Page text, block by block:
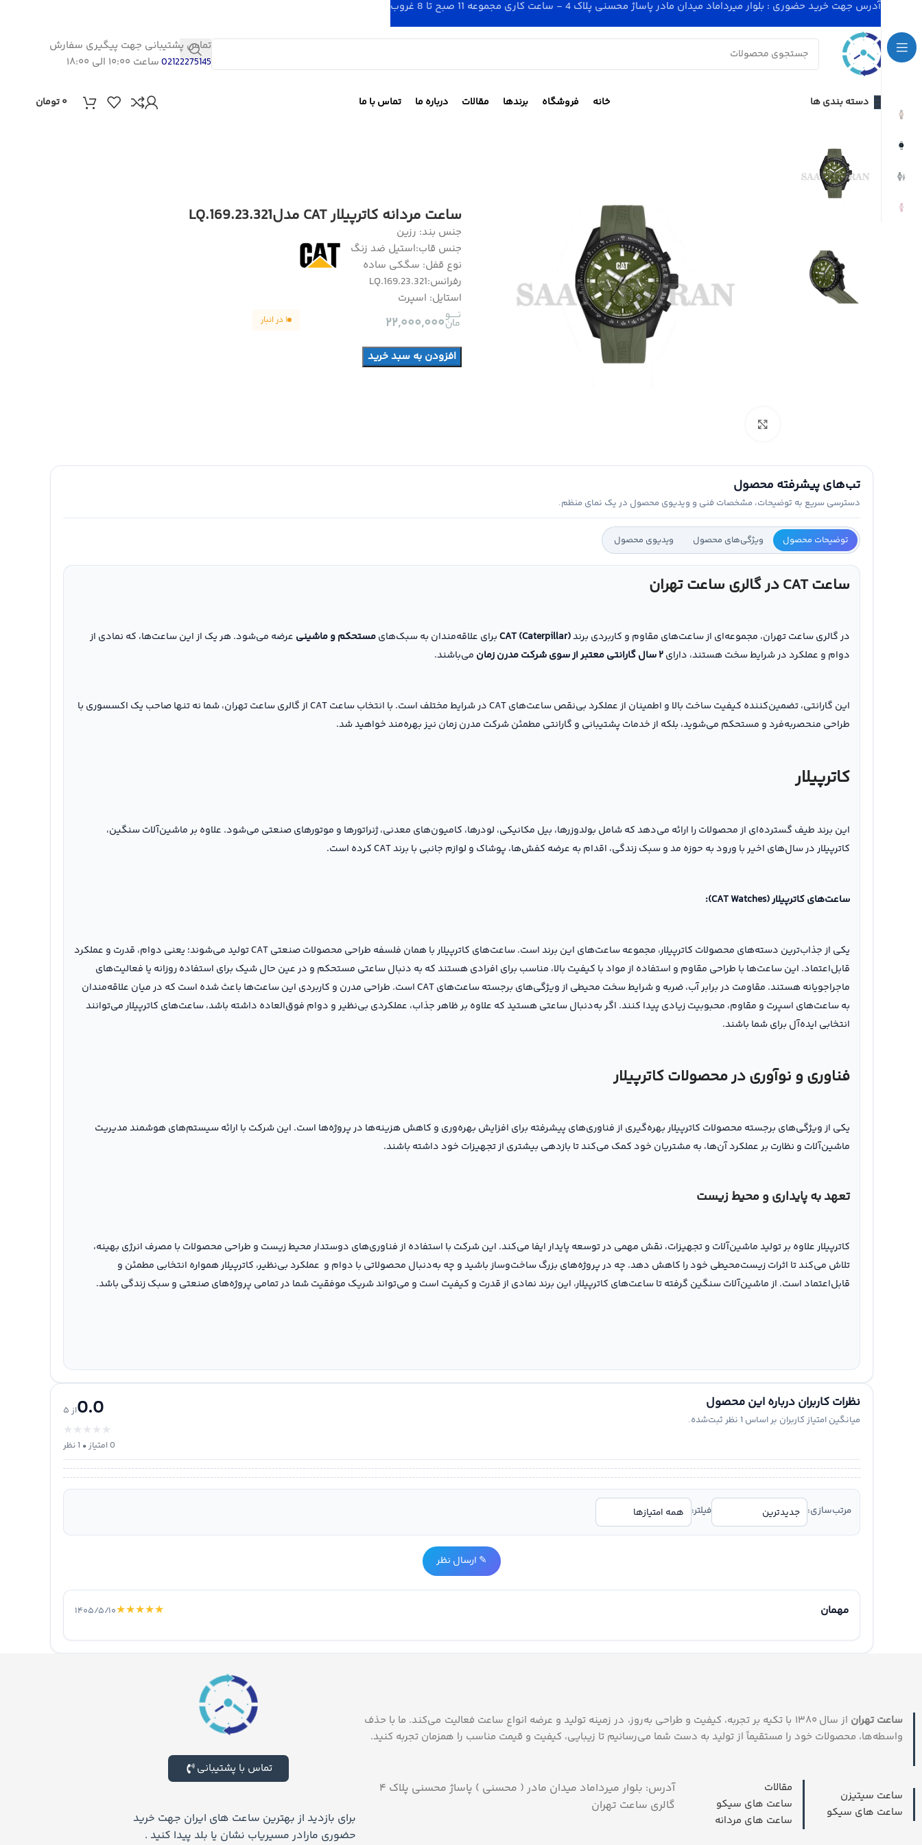
تماس پشتیبانی جهت پیگیری سفارش
02122275145ساعت ۱۰:۰۰ الی ۱۸:۰۰
دسته بندی ها خانه فروشگاه برندها مقالات درباره ما تماس با ما ۰تومان
ساعت مردانه کاترپیلار CAT مدلLQ.169.23.321
جنس بند: رزین
جنس قاب:استیل ضد زنگ
نوع قفل: سگکی ساده
رفرانس:LQ.169.23.321
استایل: اسپرت
۲۲,۰۰۰,۰۰۰ ۱ در انبار
افزودن به سبد خرید
تب‌های پیشرفته محصول
دسترسی سریع به توضیحات، مشخصات فنی و ویدیوی محصول در یک نمای منظم.
توضیحات محصول ویژگی‌های محصول ویدیوی محصول
ساعت CAT در گالری ساعت تهران
در گالری ساعت تهران، مجموعه‌ای از ساعت‌های مقاوم و کاربردی برندCAT (Caterpillar)برای علاقه‌مندان به سبک‌هایمستحکم و ماشینی عرضه می‌شود. هر یک از این ساعت‌ها، که نمادی از
دوام و عملکرد در شرایط سخت هستند، دارای۲ سال گارانتی معتبر از سوی شرکت مدرن زمان می‌باشند.
این گارانتی، تضمین‌کننده کیفیت ساخت بالا و اطمینان از عملکرد بی‌نقص ساعت‌های CAT در شرایط مختلف است. با انتخاب ساعت CAT از گالری ساعت تهران، شما نه تنها صاحب یک اکسسوری با
طراحی منحصربه‌فرد و مستحکم می‌شوید، بلکه از خدمات پشتیبانی و گارانتی مطمئن شرکت مدرن زمان نیز بهره‌مند خواهید شد.
کاترپیلار
این برند طیف گسترده‌ای از محصولات را ارائه می‌دهد که شامل بولدوزرها، بیل مکانیکی، لودرها، کامیون‌های معدنی، ژنراتورها و موتورهای صنعتی می‌شود. علاوه بر ماشین‌آلات سنگین،
کاترپیلار در سال‌های اخیر با ورود به حوزه مد و سبک زندگی، اقدام به عرضه کفش‌ها، پوشاک و لوازم جانبی با برند CAT کرده است.
ساعت‌های کاترپیلار (CAT Watches):
یکی از جذاب‌ترین دسته‌های محصولات کاترپیلار، مجموعه ساعت‌های این برند است. ساعت‌های کاترپیلار با همان فلسفه طراحی محصولات صنعتی CAT تولید می‌شوند؛ یعنی دوام، قدرت و عملکرد
قابل‌اعتماد. این ساعت‌ها با طراحی مقاوم و استفاده از مواد با کیفیت بالا، مناسب برای افرادی هستند که به دنبال ساعتی مستحکم و در عین حال شیک برای استفاده روزانه یا فعالیت‌های
ماجراجویانه هستند. مقاومت در برابر آب، ضربه و شرایط سخت محیطی از ویژگی‌های برجسته ساعت‌های CAT است. طراحی مدرن و کاربردی این ساعت‌ها باعث شده است که در میان علاقه‌مندان
به ساعت‌های اسپرت و مقاوم، محبوبیت زیادی پیدا کنند. اگر به‌دنبال ساعتی هستید که علاوه بر ظاهر جذاب، عملکردی بی‌نظیر و دوام فوق‌العاده داشته باشد، ساعت‌های کاترپیلار می‌توانند
انتخابی ایده‌آل برای شما باشند.
فناوری و نوآوری در محصولات کاترپیلار
یکی از ویژگی‌های برجسته محصولات کاترپیلار بهره‌گیری از فناوری‌های پیشرفته برای افزایش بهره‌وری و کاهش هزینه‌ها در پروژه‌ها است. این شرکت با ارائه سیستم‌های هوشمند مدیریت
ماشین‌آلات و نظارت بر عملکرد آن‌ها، به مشتریان خود کمک می‌کند تا بازدهی بیشتری از تجهیزات خود داشته باشند.
تعهد به پایداری و محیط زیست
کاترپیلار علاوه بر تولید ماشین‌آلات و تجهیزات، نقش مهمی در توسعه پایدار ایفا می‌کند. این شرکت با استفاده از فناوری‌های دوستدار محیط زیست و طراحی محصولات با مصرف انرژی بهینه،
تلاش می‌کند تا اثرات زیست‌محیطی خود را کاهش دهد. چه در پروژه‌های بزرگ ساخت‌وساز باشید و چه به‌دنبال محصولاتی با دوام و عملکرد بی‌نظیر، کاترپیلار همواره انتخابی مطمئن و
قابل‌اعتماد است. از ماشین‌آلات سنگین گرفته تا ساعت‌های کاترپیلار، این برند نمادی از قدرت و کیفیت است و می‌تواند شریک موفقیت شما در تمامی پروژه‌های صنعتی و سبک زندگی باشد.
نظرات کاربران درباره این محصول
میانگین امتیاز کاربران بر اساس 1 نظر ثبت‌شده. 0.0از ۵
★ ★ ★ ★ ★
0 امتیاز • 1نظر
مرتب‌سازی: فیلتر:
✎ ارسال نظر
مهمان ★
★
★
★
★۱۴۰۵/۵/۱۰
ساعت تهران
از سال ۱۳۸۰ با تکیه بر تجربه، کیفیت و طراحی به‌روز، در زمینه تولید و عرضه انواع ساعت فعالیت می‌کند. ما با حذف
واسطه‌ها، محصولات خود را مستقیماً از تولید به دست شما می‌رسانیم تا زیبایی، کیفیت و قیمت مناسب را همزمان تجربه کنید.
ساعت سیتیزن
ساعت های سیکو
مقالات
ساعت های سیکو
ساعت های مردانه
آدرس: بلوار میرداماد میدان مادر ( محسنی ) پاساژ محسنی پلاک ۴
گالری ساعت تهران
تماس با پشتیبانی
برای بازدید از بهترین ساعت های ایران جهت خرید
حضوری مارادر مسیریاب نشان یا بلد پیدا کنید .
آدرس جهت خرید حضوری : بلوار میرداماد میدان مادر پاساژ محسنی پلاک 4 - ساعت کاری مجموعه 11 صبح تا 8 غروب